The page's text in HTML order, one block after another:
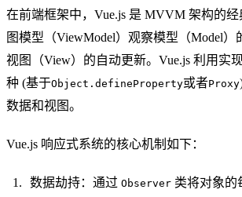
在前端框架中，Vue.js 是 MVVM 架构的
图模型（ViewModel）观察模型（Model
视图（View）的自动更新。Vue.js 利用实
种 (基于Object.defineProperty或者Proxy
数据和视图。
Vue.js 响应式系统的核心机制如下：
数据劫持：通过 Observer 类将对象的